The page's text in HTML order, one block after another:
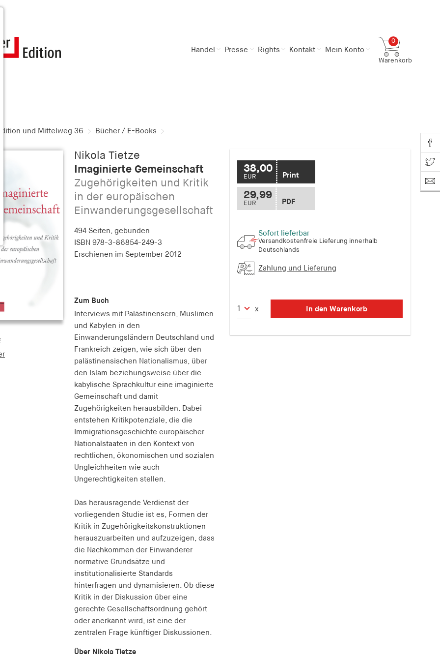
Handel Presse Rights Kontakt Mein Konto
0
Warenkorb
und Mittelweg 36 Bücher / E-Books
Nikola Tietze
Imaginierte Gemeinschaft
Zugehörigkeiten und Kritik
in der europäischen
Einwanderungsgesellschaft
494 Seiten, gebunden
ISBN 978-3-86854-249-3
Erschienen im September 2012
Zum Buch
Interviews mit Palästinensern, Muslimen
und Kabylen in den
Einwanderungsländern Deutschland und
Frankreich zeigen, wie sich über den
palästinensischen Nationalismus, über
den Islam beziehungsweise über die
kabylische Sprachkultur eine imaginierte
Gemeinschaft und damit
Zugehörigkeiten herausbilden. Dabei
entstehen Kritikpotenziale, die die
Immigrationsgeschichte europäischer
Nationalstaaten in den Kontext von
rechtlichen, ökonomischen und sozialen
Ungleichheiten wie auch
Ungerechtigkeiten stellen.
Das herausragende Verdienst der
vorliegenden Studie ist es, Formen der
Kritik in Zugehörigkeitskonstruktionen
herauszuarbeiten und aufzuzeigen, dass
die Nachkommen der Einwanderer
normative Grundsätze und
institutionalisierte Standards
hinterfragen und dynamisieren. Ob diese
Kritik in der Diskussion über eine
gerechte Gesellschaftsordnung gehört
oder anerkannt wird, ist eine der
zentralen Frage künftiger Diskussionen.
Über Nikola Tietze
38,00
EUR Print
29,99
EUR PDF
Sofort lieferbar
Versandkostenfreie Lieferung innerhalb
Deutschlands
Zahlung und Lieferung
x In den Warenkorb
Share
Share on